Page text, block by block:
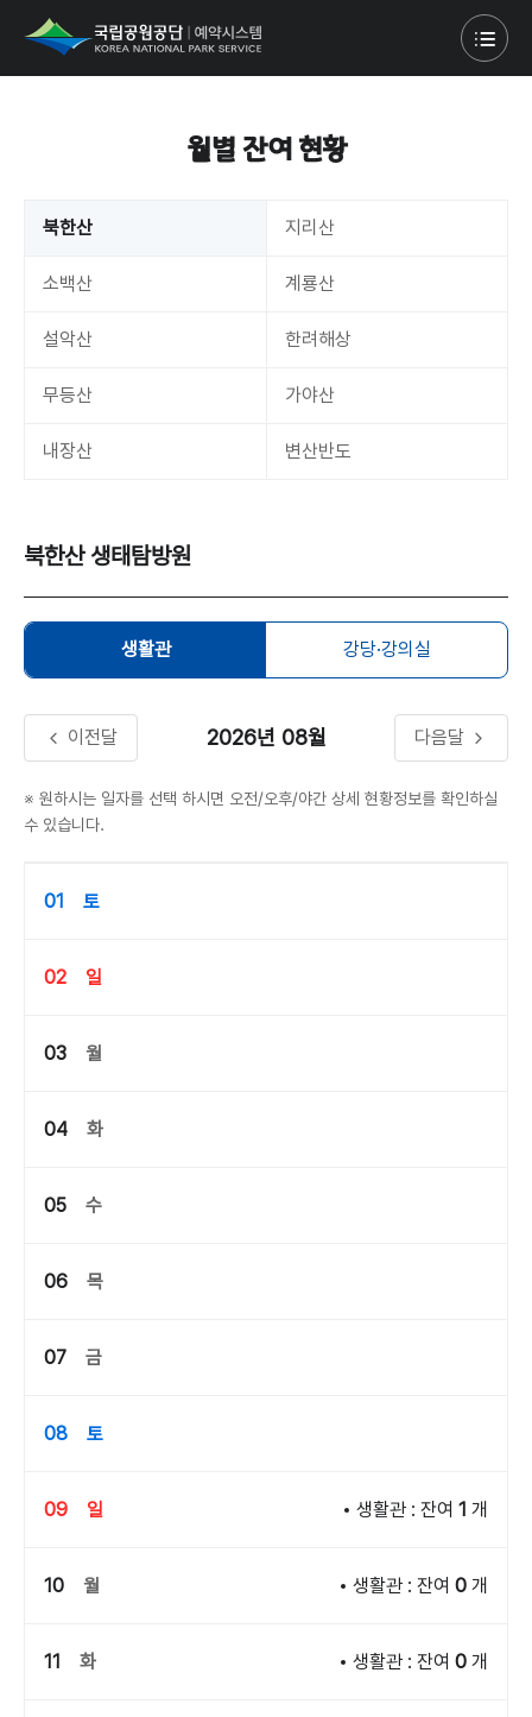
월별 잔여 현황
북한산 지리산
소백산 계룡산
설악산 한려해상
무등산 가야산
내장산 변산반도
북한산 생태탐방원
생활관 강당·강의실
이전달 2026년 08월 다음달
※ 원하시는 일자를 선택 하시면 오전/오후/야간 상세 현황정보를 확인하실
수 있습니다.
01 토
02 일
03 월
04 화
05 수
06 목
07 금
08 토
09 일 생활관 : 잔여 1 개
10 월 생활관 : 잔여 0 개
11 화 생활관 : 잔여 0 개